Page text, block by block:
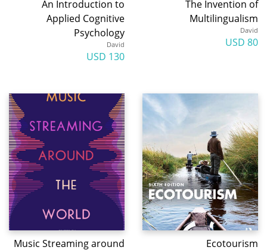
The Invention of
Multilingualism
David
80 USD
An Introduction to
Applied Cognitive
Psychology
David
130 USD
Ecotourism
Music Streaming around